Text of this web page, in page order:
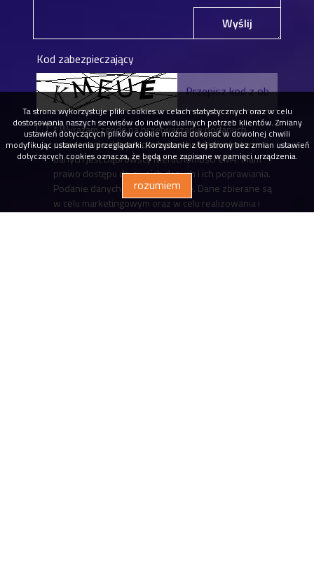
Wyślij
Kod zabezpieczający
* Wyrażam zgodę na przetwarzanie podanych
przeze mnie danych osobowych. Administratorem
danych jest Dąbrowscy Nieruchomości eM4. Mam
prawo dostępu do swoich danych i ich poprawiania.
Podanie danych jest dobrowolne. Dane zbierane są
w celu marketingowym oraz w celu realizowania i
wykonania zawartej umowy lub do podjęcia działań
Ta strona wykorzystuje pliki cookies w celach statystycznych oraz w celu
dostosowania naszych serwisów do indywidualnych potrzeb klientów. Zmiany
ustawień dotyczących plików cookie można dokonać w dowolnej chwili
modyfikując ustawienia przeglądarki. Korzystanie z tej strony bez zmian ustawień
dotyczących cookies oznacza, że będą one zapisane w pamięci urządzenia.
rozumiem